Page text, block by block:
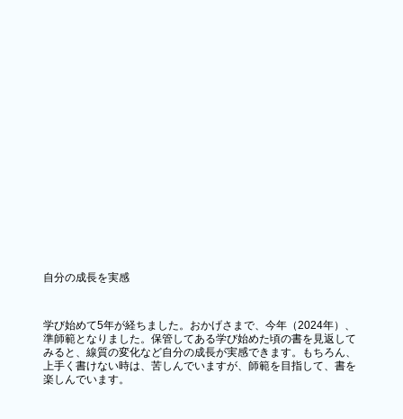
学び始めて5年が経ちました。おかげさまで、今年（2024年）、
準師範となりました。保管してある学び始めた頃の書を見返して
みると、線質の変化など自分の成長が実感できます。もちろん、
上手く書けない時は、苦しんでいますが、師範を目指して、書を
楽しんでいます。
自分の成長を実感